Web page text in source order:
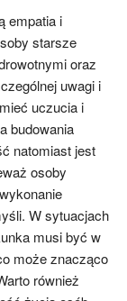
empatia i
starsze
oraz
uwagi i
uczucia i
budowania
natomiast jest
osoby
W sytuacjach
musi być w
może znacząco
również